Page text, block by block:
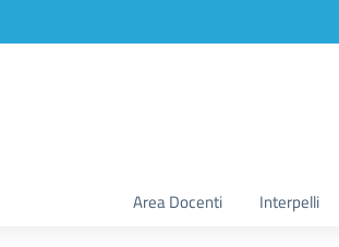
Area Docenti Interpelli